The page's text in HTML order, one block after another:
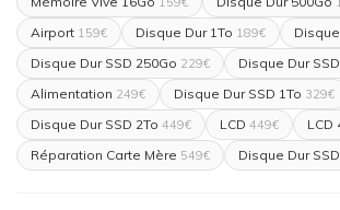
Airport 159€ Disque Dur 1To 189€
Disque Dur SSD 250Go 229€ Disque Dur
Alimentation 249€ Disque Dur SSD 1To 329€
Disque Dur SSD 2To 449€ LCD 449€ LCD
Réparation Carte Mère 549€ Disque Dur